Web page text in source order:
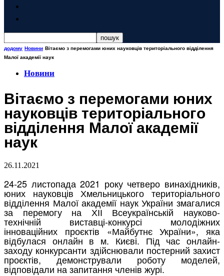
додому Новини Вітаємо з перемогами юних науковців територіального відділення
Малої академії наук
Новини
Вітаємо з перемогами юних
науковців територіального
відділення Малої академії
наук
26.11.2021
24-25 листопада 2021 року четверо винахідників,
юних науковців Хмельницького територіального
відділення Малої академії наук України змагалися
за перемогу на ХІІ Всеукраїнській науково-
технічній виставці-конкурсі молодіжних
інноваційних проєктів «Майбутнє України», яка
відбулася онлайн в м. Києві. Під час онлайн-
заходу конкурсанти здійснювали постерний захист
проєктів, демонстрували роботу моделей,
відповідали на запитання членів журі.